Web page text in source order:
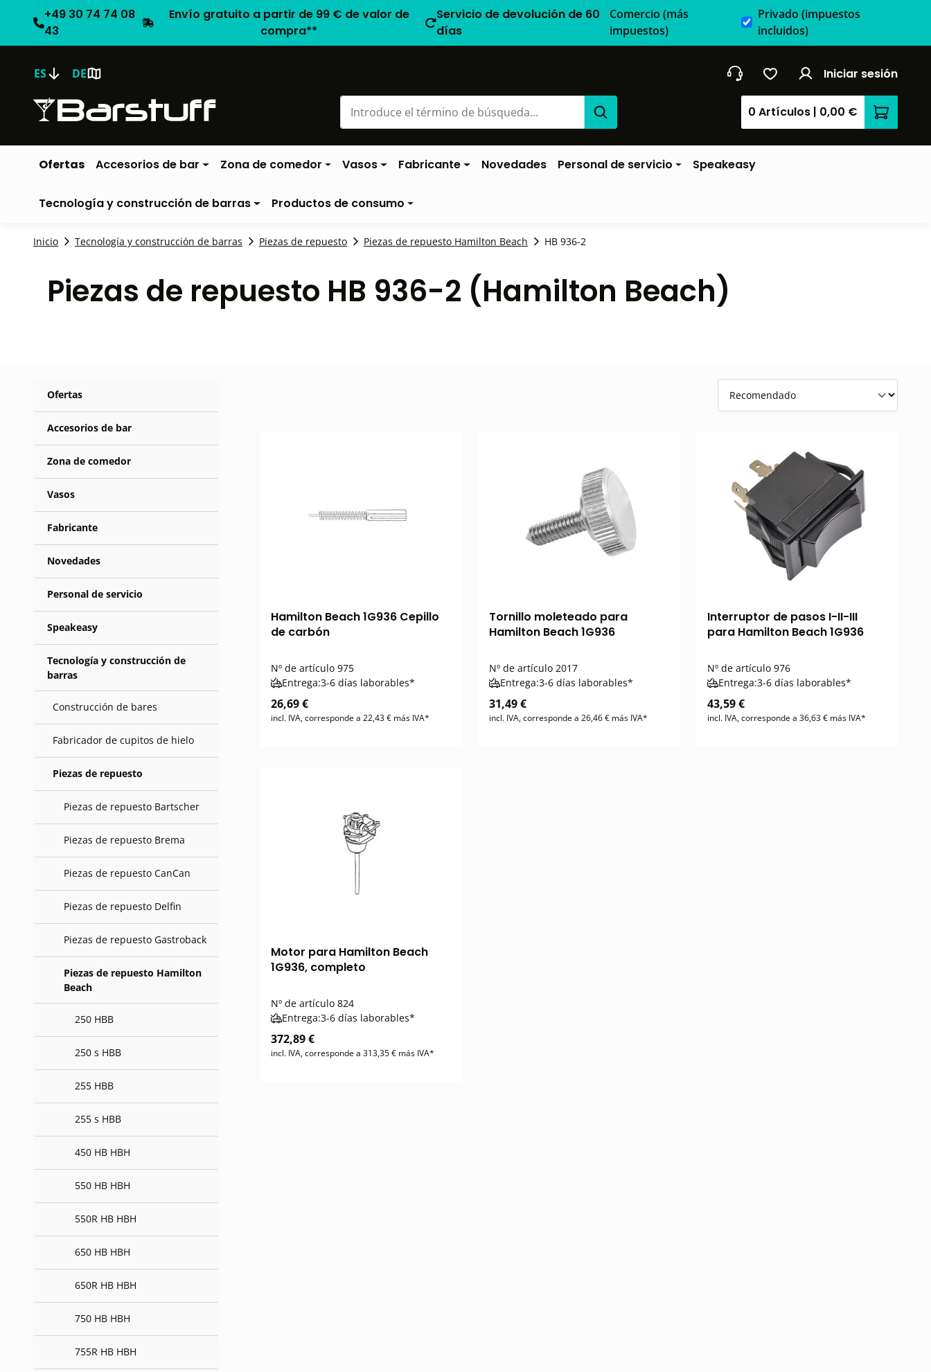
+49 30 74 74 08
43
Envío gratuito a partir de 99 € de valor de
compra**
Servicio de devolución de 60
días
Comercio (más
impuestos)
Privado (impuestos
incluidos)
ES DE Iniciar sesión
0 Artículos | 0,00 € El
Ofertas Accesorios de bar Zona de comedor Vasos Fabricante Novedades Personal de servicio Speakeasy
Tecnología y construcción de barras Productos de consumo
Inicio Tecnología y construcción de barras Piezas de repuesto Piezas de repuesto Hamilton Beach HB 936-2
Piezas de repuesto HB 936-2 (Hamilton Beach)
Ofertas
Accesorios de bar
Zona de comedor
Vasos
Fabricante
Novedades
Personal de servicio
Speakeasy
Tecnología y construcción de
barras
Construcción de bares
Fabricador de cupitos de hielo
Piezas de repuesto
Piezas de repuesto Bartscher
Piezas de repuesto Brema
Piezas de repuesto CanCan
Piezas de repuesto Delfin
Piezas de repuesto Gastroback
Piezas de repuesto Hamilton
Beach
250 HBB
250 s HBB
255 HBB
255 s HBB
450 HB HBH
550 HB HBH
550R HB HBH
650 HB HBH
650R HB HBH
750 HB HBH
755R HB HBH
Hamilton Beach 1G936 Cepillo
de carbón
Nº de artículo 975
Entrega:3-6 días laborables*
26,69 €
incl. IVA, corresponde a 22,43 € más IVA*
Tornillo moleteado para
Hamilton Beach 1G936
Nº de artículo2017
Entrega:3-6 días laborables*
31,49 €
incl. IVA, corresponde a 26,46 € más IVA*
Interruptor de pasos I-II-III
para Hamilton Beach 1G936
Nº de artículo976
Entrega:3-6 días laborables*
43,59 €
incl. IVA, corresponde a 36,63 € más IVA*
Motor para Hamilton Beach
1G936, completo
Nº de artículo 824
Entrega:3-6 días laborables*
372,89 €
incl. IVA, corresponde a 313,35 € más IVA*